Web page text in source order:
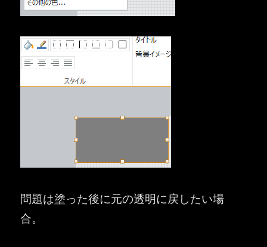
問題は塗った後に元の透明に戻したい場
合。